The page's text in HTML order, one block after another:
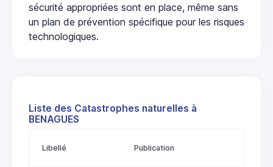
sécurité appropriées sont en place, même sans
un plan de prévention spécifique pour les risques
technologiques.
Liste des Catastrophes naturelles à
BENAGUES
Libellé Publication